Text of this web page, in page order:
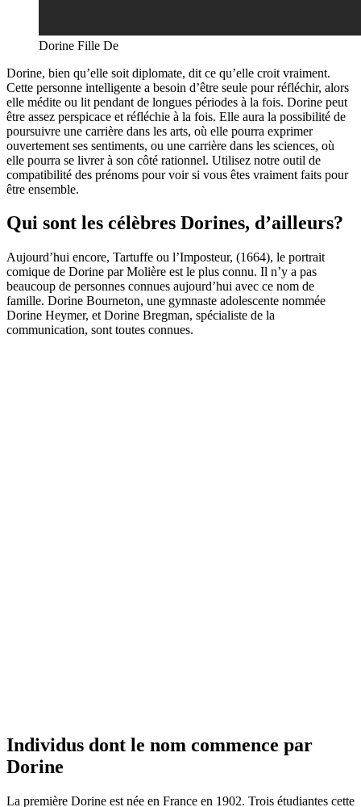
Dorine Fille De
Dorine, bien qu’elle soit diplomate, dit ce qu’elle croit vraiment.
Cette personne intelligente a besoin d’être seule pour réfléchir, alors
elle médite ou lit pendant de longues périodes à la fois. Dorine peut
être assez perspicace et réfléchie à la fois. Elle aura la possibilité de
poursuivre une carrière dans les arts, où elle pourra exprimer
ouvertement ses sentiments, ou une carrière dans les sciences, où
elle pourra se livrer à son côté rationnel. Utilisez notre outil de
compatibilité des prénoms pour voir si vous êtes vraiment faits pour
être ensemble.
Qui sont les célèbres Dorines, d’ailleurs?
Aujourd’hui encore, Tartuffe ou l’Imposteur, (1664), le portrait
comique de Dorine par Molière est le plus connu. Il n’y a pas
beaucoup de personnes connues aujourd’hui avec ce nom de
famille. Dorine Bourneton, une gymnaste adolescente nommée
Dorine Heymer, et Dorine Bregman, spécialiste de la
communication, sont toutes connues.
Individus dont le nom commence par
Dorine
La première Dorine est née en France en 1902. Trois étudiantes cette